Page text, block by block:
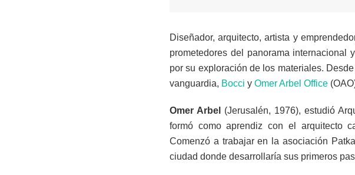
Diseñador, arquitecto, artista y
prometedores del panorama
por su exploración de los materiales.
vanguardia, Bocci y Omer Arbel Office
Omer Arbel
(Jerusalén, 1976), estudió
formó como aprendiz con el arquitecto
Comenzó a trabajar en la asociación
ciudad donde desarrollaría sus primeros